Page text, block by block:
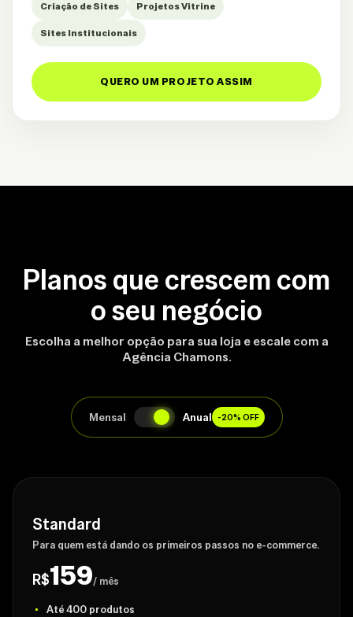
Criação de Sites Projetos Vitrine
Sites Institucionais
QUERO UM PROJETO ASSIM
Planos que crescem com
o seu negócio
Escolha a melhor opção para sua loja e escale com a
Agência Chamons.
Mensal Anual -20% OFF
Standard
Para quem está dando os primeiros passos no e-commerce.
R$159/ mês
Até 400 produtos